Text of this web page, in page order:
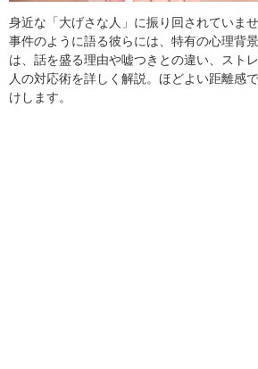
身近な「大げさな人」に振り回されていま
事件のように語る彼らには、特有の心理背
は、話を盛る理由や嘘つきとの違い、スト
人の対応術を詳しく解説。ほどよい距離感
けします。